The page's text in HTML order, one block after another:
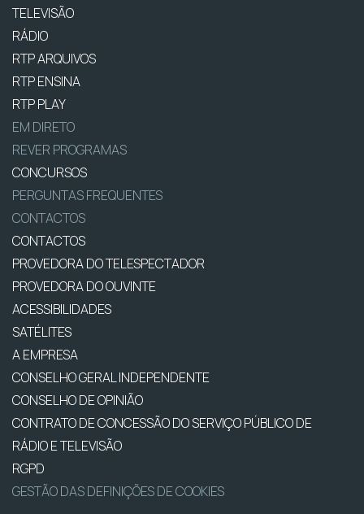
TELEVISÃO
RÁDIO
RTP ARQUIVOS
RTP ENSINA
RTP PLAY
EM DIRETO
REVER PROGRAMAS
CONCURSOS
PERGUNTAS FREQUENTES
CONTACTOS
CONTACTOS
PROVEDORA DO TELESPECTADOR
PROVEDORA DO OUVINTE
ACESSIBILIDADES
SATÉLITES
A EMPRESA
CONSELHO GERAL INDEPENDENTE
CONSELHO DE OPINIÃO
CONTRATO DE CONCESSÃO DO SERVIÇO PÚBLICO DE
RÁDIO E TELEVISÃO
RGPD
GESTÃO DAS DEFINIÇÕES DE COOKIES